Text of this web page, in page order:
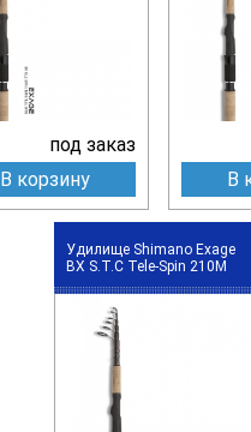
под заказ
В корзину
В
Удилище Shimano Exage
BX S.T.C Tele-Spin 210M